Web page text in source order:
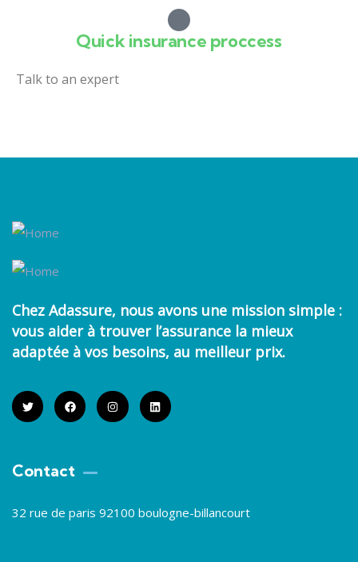
Quick insurance proccess
Talk to an expert
Chez Adassure, nous avons une mission simple :
vous aider à trouver l’assurance la mieux
adaptée à vos besoins, au meilleur prix.
Contact
32 rue de paris 92100 boulogne-billancourt